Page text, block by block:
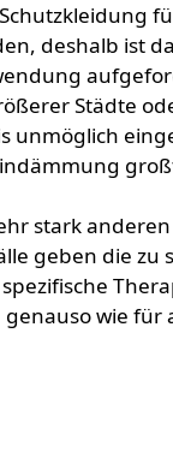
deshalb ist
Städte
unmöglich
stark
geben die
wie für